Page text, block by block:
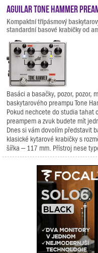
Aguilar Tone Hammer
Kompaktní třípásmový
standardní basové krabičky od
Basáci a basačky, pozor, pozor,
baskytarového preampu Tone
Pokud nechcete do studia tahat
preampem a zvuk budete mít
Dnes si vám dovolím představit
klasické kytarové krabičky s
šířka – 117 mm. Přístroj nese